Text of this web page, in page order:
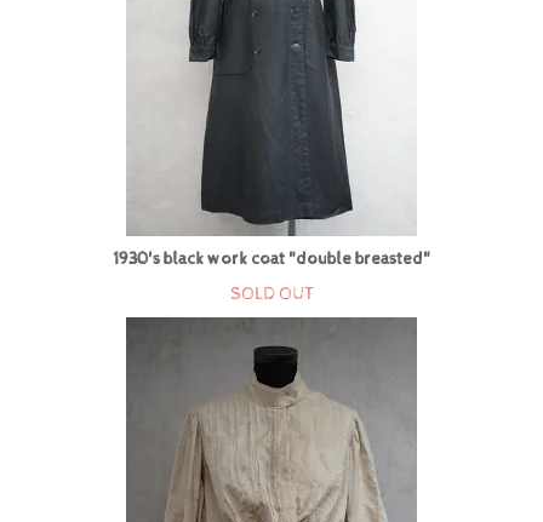
1930's black work coat "double breasted"
SOLD OUT